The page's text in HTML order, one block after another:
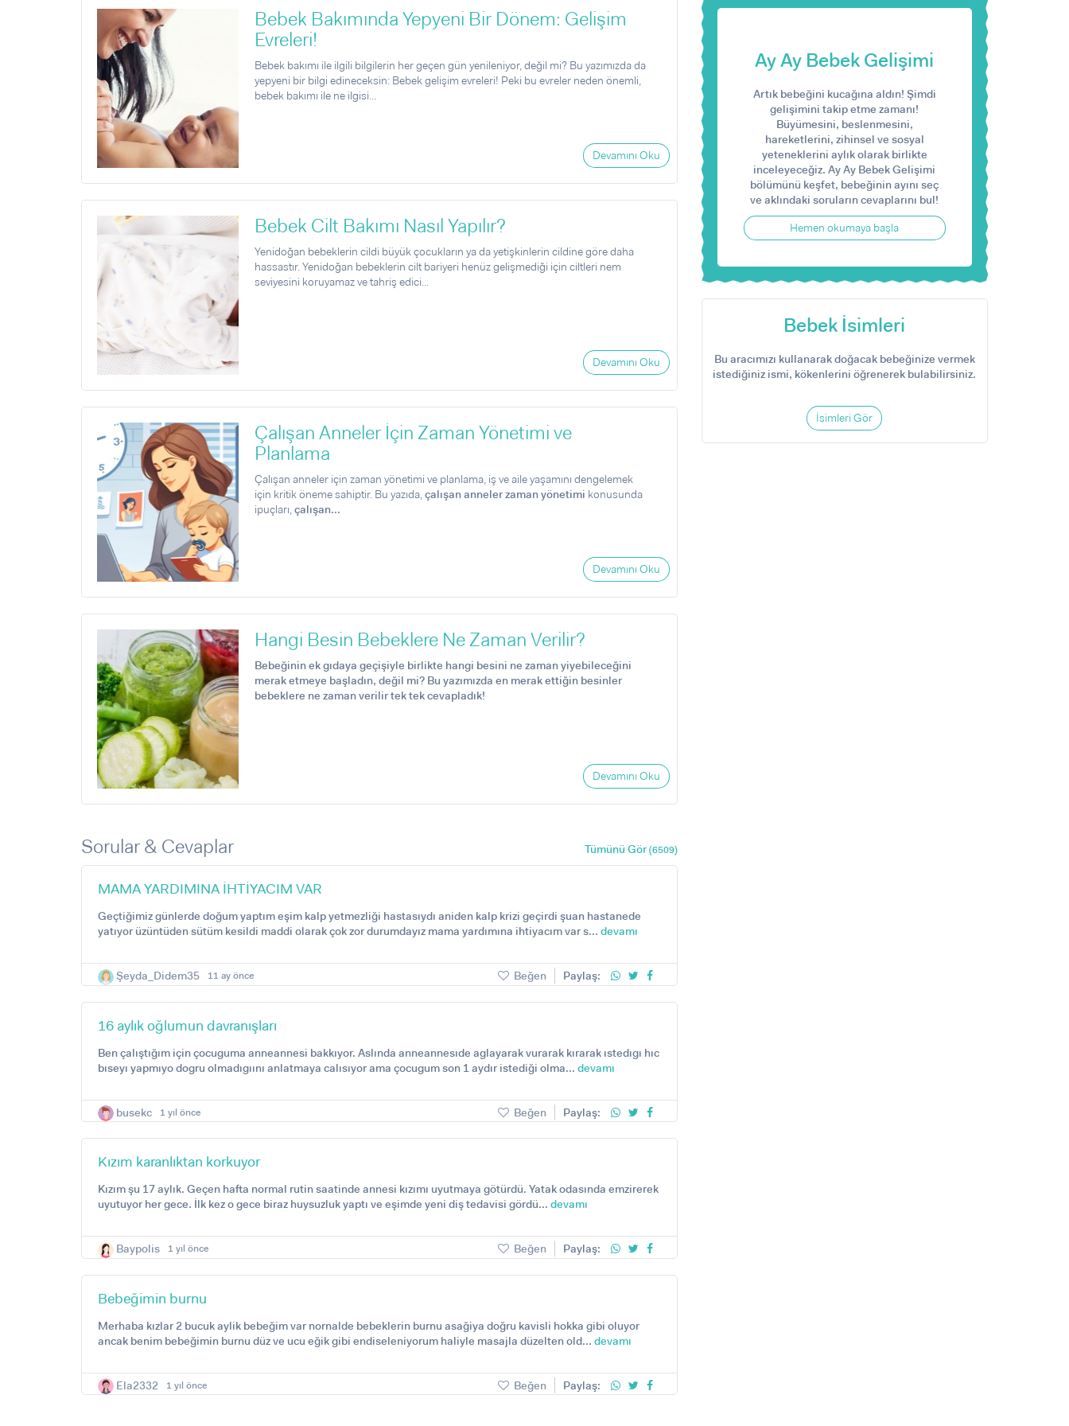
Makaleler
Videolar
Makaleler
Videolar
Eğlence
Ürünler
Sorular ve Yanıtlar
Bebek Bakımında Yepyeni Bir Dönem: Gelişim
Evreleri!
Bebek bakımı ile ilgili bilgilerin her geçen gün yenileniyor, değil mi? Bu yazımızda da
yepyeni bir bilgi edineceksin: Bebek gelişim evreleri! Peki bu evreler neden önemli,
bebek bakımı ile ne ilgisi...
Devamını Oku
Bebek Cilt Bakımı Nasıl Yapılır?
Yenidoğan bebeklerin cildi büyük çocukların ya da yetişkinlerin cildine göre daha
hassastır. Yenidoğan bebeklerin cilt bariyeri henüz gelişmediği için ciltleri nem
seviyesini koruyamaz ve tahriş edici...
Devamını Oku
Çalışan Anneler İçin Zaman Yönetimi ve
Planlama
Çalışan anneler için zaman yönetimi ve planlama, iş ve aile yaşamını dengelemek
için kritik öneme sahiptir. Bu yazıda,çalışan anneler zaman yönetimi konusunda
ipuçları,çalışan...
Devamını Oku
Hangi Besin Bebeklere Ne Zaman Verilir?
Bebeğinin ek gıdaya geçişiyle birlikte hangi besini ne zaman yiyebileceğini
merak etmeye başladın, değil mi? Bu yazımızda en merak ettiğin besinler
bebeklere ne zaman verilir tek tek cevapladık!
Devamını Oku
Sorular & Cevaplar Tümünü Gör(6509)
MAMA YARDIMINA İHTİYACIM VAR
Geçtiğimiz günlerde doğum yaptım eşim kalp yetmezliği hastasıydı aniden kalp krizi geçirdi şuan hastanede
yatıyor üzüntüden sütüm kesildi maddi olarak çok zor durumdayız mama yardımına ihtiyacım var s... devamı
Şeyda_Didem35 Paylaş:
Beğen
11 ay önce
16 aylık oğlumun davranışları
Ben çalıştığım için çocuguma anneannesi bakkıyor. Aslında anneannesıde aglayarak vurarak kırarak ıstedıgı hıc
bıseyı yapmıyo dogru olmadıgıını anlatmaya calısıyor ama çocugum son 1 aydır istediği olma... devamı
busekc Paylaş:
Beğen
1 yıl önce
Kızım karanlıktan korkuyor
Kızım şu 17 aylık. Geçen hafta normal rutin saatinde annesi kızımı uyutmaya götürdü. Yatak odasında emzirerek
uyutuyor her gece. İlk kez o gece biraz huysuzluk yaptı ve eşimde yeni diş tedavisi gördü... devamı
Baypolis Paylaş:
Beğen
1 yıl önce
Bebeğimin burnu
Merhaba kızlar 2 bucuk aylik bebeğim var nornalde bebeklerin burnu asağiya doğru kavisli hokka gibi oluyor
ancak benim bebeğimin burnu düz ve ucu eğik gibi endiseleniyorum haliyle masajla düzelten old... devamı
Ela2332 Paylaş:
Beğen
1 yıl önce
Ay Ay Bebek Gelişimi
Artık bebeğini kucağına aldın! Şimdi
gelişimini takip etme zamanı!
Büyümesini, beslenmesini,
hareketlerini, zihinsel ve sosyal
yeteneklerini aylık olarak birlikte
inceleyeceğiz. Ay Ay Bebek Gelişimi
bölümünü keşfet, bebeğinin ayını seç
ve aklındaki soruların cevaplarını bul!
Hemen okumaya başla
Bebek İsimleri
Bu aracımızı kullanarak doğacak bebeğinize vermek
istediğiniz ismi, kökenlerini öğrenerek bulabilirsiniz.
İsimleri Gör